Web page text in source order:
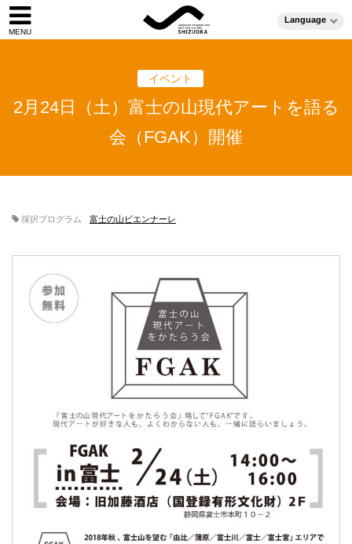
Language
イベント
2月24日（土）富士の山現代アートを語る
会（FGAK）開催
採択プログラム 富士の山ビエンナーレ